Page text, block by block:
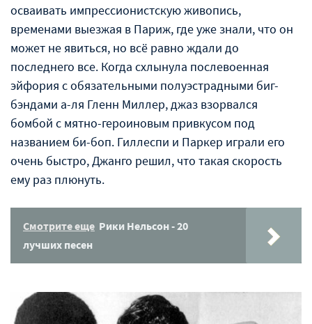
осваивать импрессионистскую живопись,
временами выезжая в Париж, где уже знали, что он
может не явиться, но всё равно ждали до
последнего все. Когда схлынула послевоенная
эйфория с обязательными полуэстрадными биг-
бэндами а-ля Гленн Миллер, джаз взорвался
бомбой с мятно-героиновым привкусом под
названием би-боп. Гиллеспи и Паркер играли его
очень быстро, Джанго решил, что такая скорость
ему раз плюнуть.
Смотрите еще Рики Нельсон - 20
лучших песен